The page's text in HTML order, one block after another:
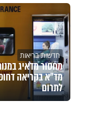
חדשות בריאות
מחסור מדאיג
מד"א בקריאה
לתרום